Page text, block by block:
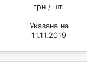
грн / шт.
Указана на
11.11.2019